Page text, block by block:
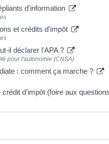
d'information
et crédits d'impôt
il déclarer l'APA ?
pour l'autonomie (CNSA)
: comment ça marche ?
d'impôt (foire aux